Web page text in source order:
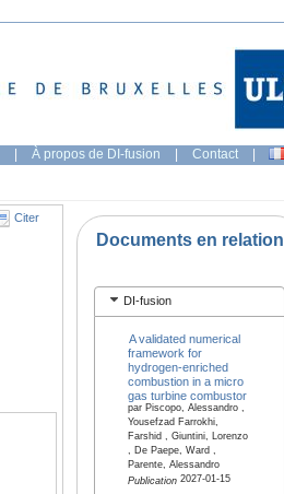
| À propos de DI-fusion | Contact |
Citer
Documents en relation
DI-fusion
A validated numerical
framework for
hydrogen-enriched
combustion in a micro
gas turbine combustor
par Piscopo, Alessandro ,
Yousefzad Farrokhi,
Farshid , Giuntini, Lorenzo
, De Paepe, Ward ,
Parente, Alessandro
Publication2027-01-15